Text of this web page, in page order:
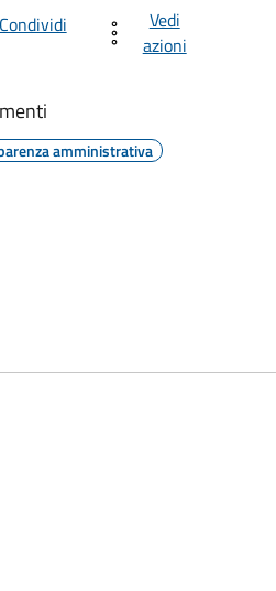
Condividi
Vedi
azioni
amministrativa